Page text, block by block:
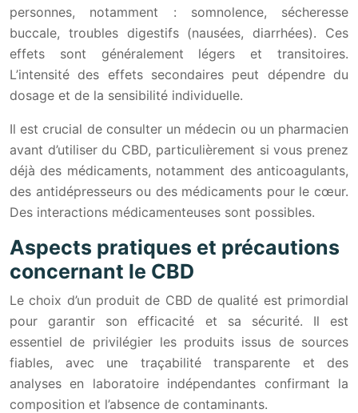
personnes, notamment : somnolence, sécheresse
buccale, troubles digestifs (nausées, diarrhées). Ces
effets sont généralement légers et transitoires.
L’intensité des effets secondaires peut dépendre du
dosage et de la sensibilité individuelle.
Il est crucial de consulter un médecin ou un pharmacien
avant d’utiliser du CBD, particulièrement si vous prenez
déjà des médicaments, notamment des anticoagulants,
des antidépresseurs ou des médicaments pour le cœur.
Des interactions médicamenteuses sont possibles.
Aspects pratiques et précautions
concernant le CBD
Le choix d’un produit de CBD de qualité est primordial
pour garantir son efficacité et sa sécurité. Il est
essentiel de privilégier les produits issus de sources
fiables, avec une traçabilité transparente et des
analyses en laboratoire indépendantes confirmant la
composition et l’absence de contaminants.